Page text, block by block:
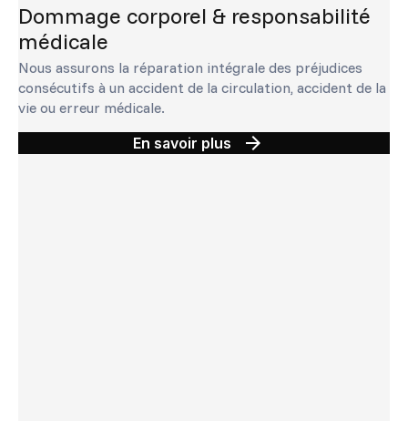
Dommage corporel & responsabilité
médicale
Nous assurons la réparation intégrale des préjudices
consécutifs à un accident de la circulation, accident de la
vie ou erreur médicale.
En savoir plus
arrow_forward